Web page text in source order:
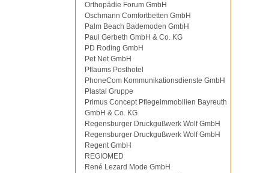
Orthopädie Forum GmbH
Oschmann Comfortbetten GmbH
Palm Beach Bademoden GmbH
Paul Gerbeth GmbH & Co. KG
PD Roding GmbH
Pet Net GmbH
Pflaums Posthotel
PhoneCom Kommunikationsdienste GmbH
Plastal Gruppe
Primus Concept Pflegeimmobilien Bayreuth
GmbH & Co. KG
Regensburger Druckgußwerk Wolf GmbH
Regensburger Druckgußwerk Wolf GmbH
Regent GmbH
REGIOMED
René Lezard Mode GmbH